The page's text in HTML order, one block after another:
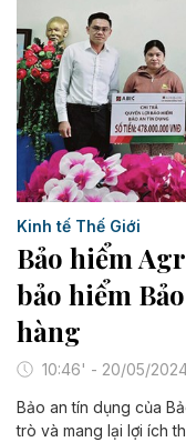
Kinh tế Thế Giới
Bảo hiểm
bảo hiểm
hàng
10:46' - 20/05/
Bảo an tín dụng của
trò và mang lại lợi ích